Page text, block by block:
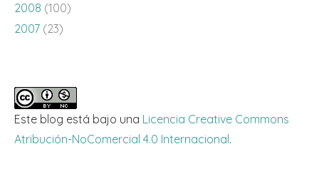
2008 (100)
2007 (23)
Este blog está bajo una Licencia Creative Commons
Atribución-NoComercial 4.0 Internacional.